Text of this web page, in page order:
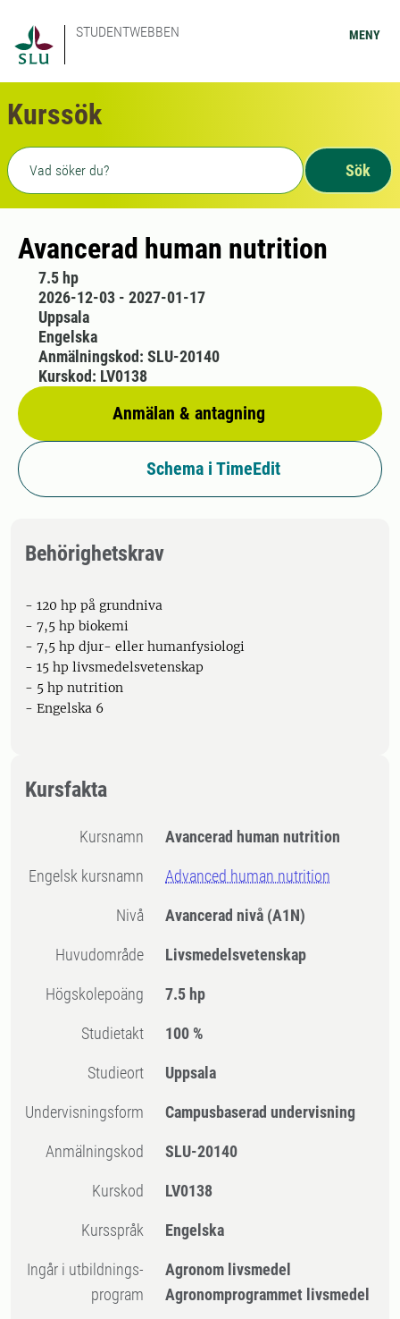
STUDENTWEBBEN MENY
Kurssök
Fritext sökning
Sök
Avancerad human nutrition
7.5 hp
2026-12-03 - 2027-01-17
Uppsala
Engelska
Anmälan & antagning
Anmälningskod: SLU-20140
Kurskod: LV0138
Schema i TimeEdit
Behörighetskrav
- 120 hp på grundniva
- 7,5 hp biokemi
- 7,5 hp djur- eller humanfysiologi
- 15 hp livsmedelsvetenskap
- 5 hp nutrition
- Engelska 6
Kursfakta
Kursnamn Avancerad human nutrition
Engelsk kursnamn Advanced human nutrition
Nivå Avancerad nivå (A1N)
Huvudområde Livsmedelsvetenskap
högskolepoäng 7.5 hp
Studietakt 100 %
Studieort Uppsala
Undervisningsform Campusbaserad undervisning
Anmälningskod SLU-20140
Kurskod LV0138
Kursspråk Engelska
Ingår i utbildnings-
program
Agronom livsmedel
Agronomprogrammet livsmedel